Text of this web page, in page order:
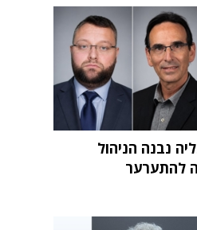
נבנה הניהול
להתערער